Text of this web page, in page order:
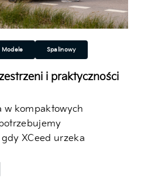
Modele Spalinowy
i praktyczności
w kompaktowych
XCeed urzeka